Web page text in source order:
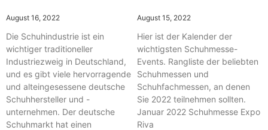
August 16, 2022
Die Schuhindustrie ist ein
wichtiger traditioneller
Industriezweig in Deutschland,
und es gibt viele hervorragende
und alteingesessene deutsche
Schuhhersteller und -
unternehmen. Der deutsche
Schuhmarkt hat einen
August 15, 2022
Hier ist der Kalender der
wichtigsten Schuhmesse-
Events. Rangliste der beliebten
Schuhmessen und
Schuhfachmessen, an denen
Sie 2022 teilnehmen sollten.
Januar 2022 Schuhmesse Expo
Riva